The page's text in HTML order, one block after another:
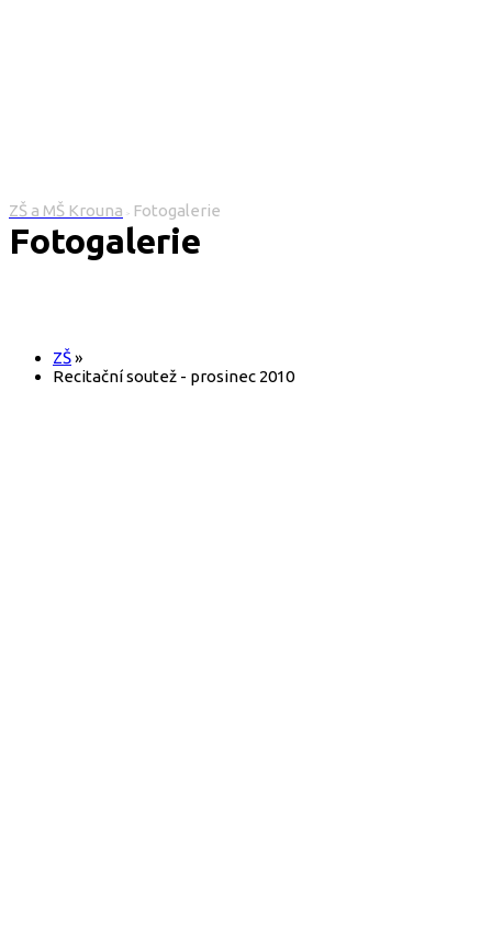
ZŠ a MŠ Krouna > Fotogalerie
Fotogalerie
ZŠ»
Recitační soutež - prosinec 2010